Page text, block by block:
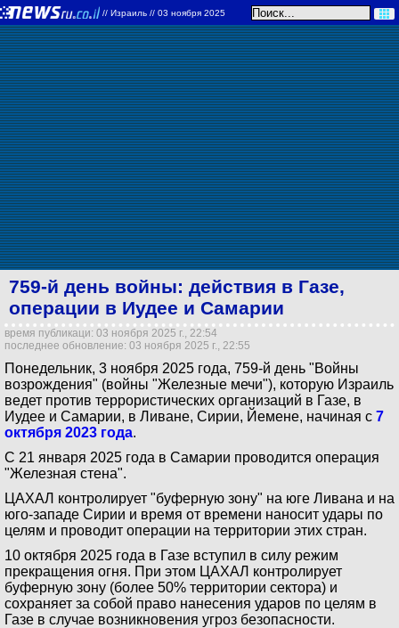
// Израиль // 03 ноября 2025
759-й день войны: действия в Газе,
операции в Иудее и Самарии
время публикаци: 03 ноября 2025 г., 22:54
последнее обновление: 03 ноября 2025 г., 22:55
Понедельник, 3 ноября 2025 года, 759-й день "Войны
возрождения" (войны "Железные мечи"), которую Израиль
ведет против террористических организаций в Газе, в
Иудее и Самарии, в Ливане, Сирии, Йемене, начиная с 7
октября 2023 года.
C 21 января 2025 года в Самарии проводится операция
"Железная стена".
ЦАХАЛ контролирует "буферную зону" на юге Ливана и на
юго-западе Сирии и время от времени наносит удары по
целям и проводит операции на территории этих стран.
10 октября 2025 года в Газе вступил в силу режим
прекращения огня. При этом ЦАХАЛ контролирует
буферную зону (более 50% территории сектора) и
сохраняет за собой право нанесения ударов по целям в
Газе в случае возникновения угроз безопасности.